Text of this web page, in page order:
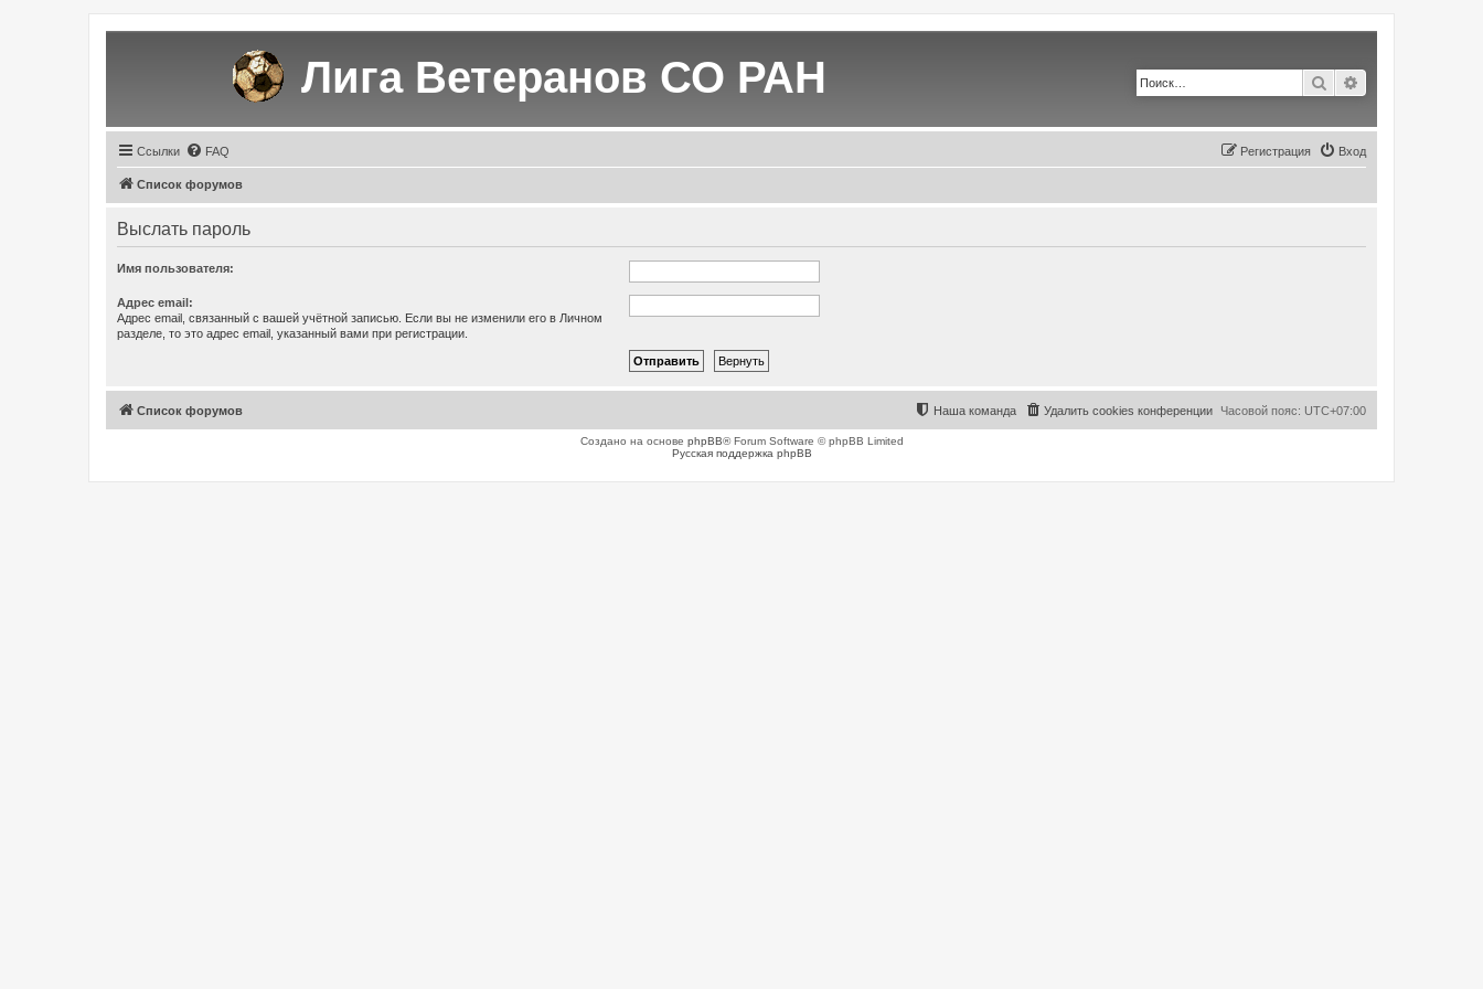
Лига Ветеранов СО РАН Поиск
Ссылки FAQ Вход
Регистрация
Список форумов
Выслать пароль
Имя пользователя:
Адрес email:
Адрес email, связанный с вашей учётной записью. Если вы не изменили его в Личном
разделе, то это адрес email, указанный вами при регистрации.
Список форумов Часовой пояс: UTC+07:00
Удалить cookies конференции
Наша команда
Создано на основе phpBB® Forum Software © phpBB Limited
Русская поддержка phpBB